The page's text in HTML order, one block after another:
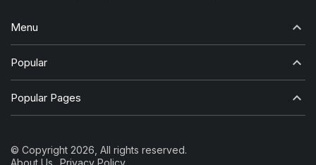
Menu
Popular
Popular Pages
© Copyright 2026, All rights reserved.